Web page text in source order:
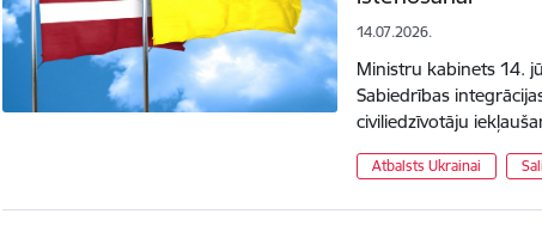
14.07.2026.
Ministru kabinets 14.
Sabiedrības
civiliedzīvotāju
Atbalsts Ukrainai